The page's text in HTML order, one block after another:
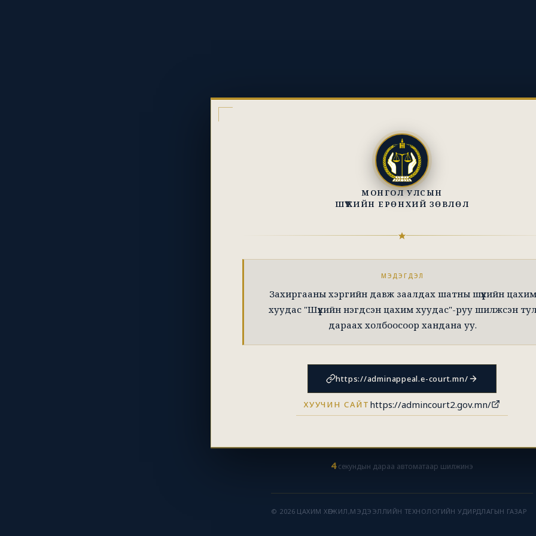
МОНГОЛ УЛСЫН
ШҮҮХИЙН ЕРӨНХИЙ ЗӨВЛӨЛ
МЭДЭГДЭЛ
Захиргааны хэргийн давж заалдах шатны шүүхийн цахим
хуудас "Шүүхийн нэгдсэн цахим хуудас"-руу шилжсэн
дараах холбоосоор хандана уу.
https://adminappeal.e-court.mn/
ХУУЧИН САЙТ https://admincourt2.gov.mn/
4секундын дараа автоматаар шилжинэ
© 2026 ЦАХИМ ХӨГЖИЛ,МЭДЭЭЛЛИЙН ТЕХНОЛОГИЙН УДИРДЛАГЫН ГАЗАР